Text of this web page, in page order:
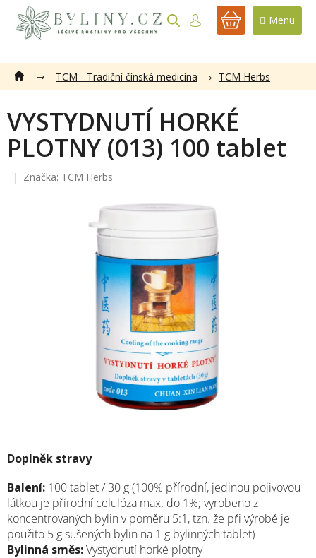
obsah
NÁKUPNÍ
TCM - Tradiční čínská medicína TCM Herbs
VYSTYDNUTÍ HORKÉ
PLOTNY (013) 100 tablet
Značka: TCM Herbs
Doplněk stravy
Balení: 100 tablet / 30 g (100% přírodní, jedinou pojivovou
látkou je přírodní celulóza max. do 1%; vyrobeno z
koncentrovaných bylin v poměru 5:1, tzn. že při výrobě je
použito 5 g sušených bylin na 1 g bylinných tablet)
Bylinná směs:Vystydnutí horké plotny